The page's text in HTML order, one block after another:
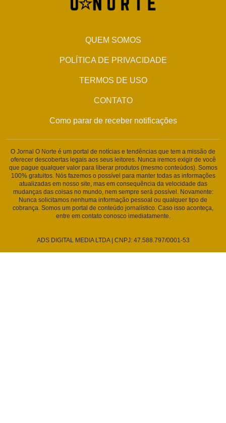
QUEM SOMOS
POLÍTICA DE PRIVACIDADE
TERMOS DE USO
CONTATO
Como parar de receber notificações
O Jornal O Norte é um portal de notícias e tendências que tem a missão de
oferecer descobertas legais aos seus leitores. Nunca iremos exigir de você
que pague qualquer valor para liberar produtos (mesmo conteúdos). Somos
100% gratuitos. Nós fazemos o possível para manter todas as informações
atualizadas em nosso site, mas em consequência da velocidade das
mudanças das coisas no mundo, nem sempre será possível. Novamente:
Nunca solicitamos nenhuma informação pessoal ou qualquer tipo de
cobrança. Somos um portal de conteúdo jornalístico. Caso isso aconteça,
entre em contato conosco imediatamente.
ADS DIGITAL MEDIA LTDA | CNPJ: 47.588.797/0001-53